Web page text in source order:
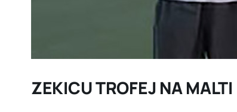
ZEKICU TROFEJ NA MALTI